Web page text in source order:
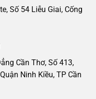
Số 54 Liễu Giai, Cống
Cần Thơ, Số 413,
Ninh Kiều, TP Cần